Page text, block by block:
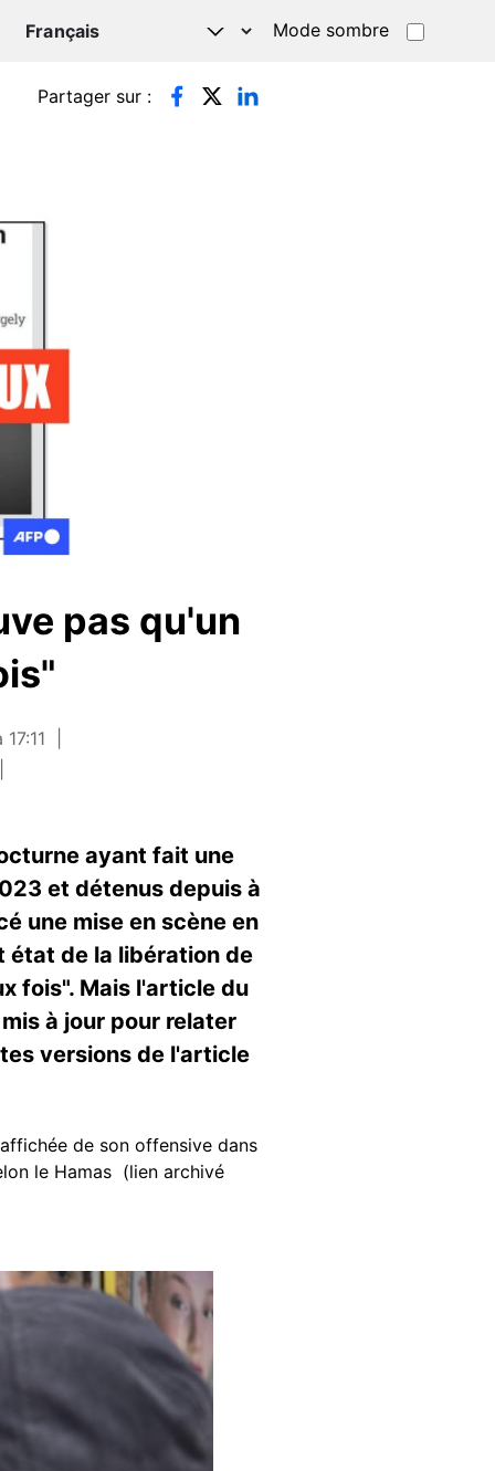
Mode sombre
Partager sur :
pas qu'un
ayant fait une
et détenus depuis à
une mise en scène en
état de la libération de
fois". Mais l'article du
à jour pour relater
versions de l'article
de son offensive dans
le Hamas (lien archivé